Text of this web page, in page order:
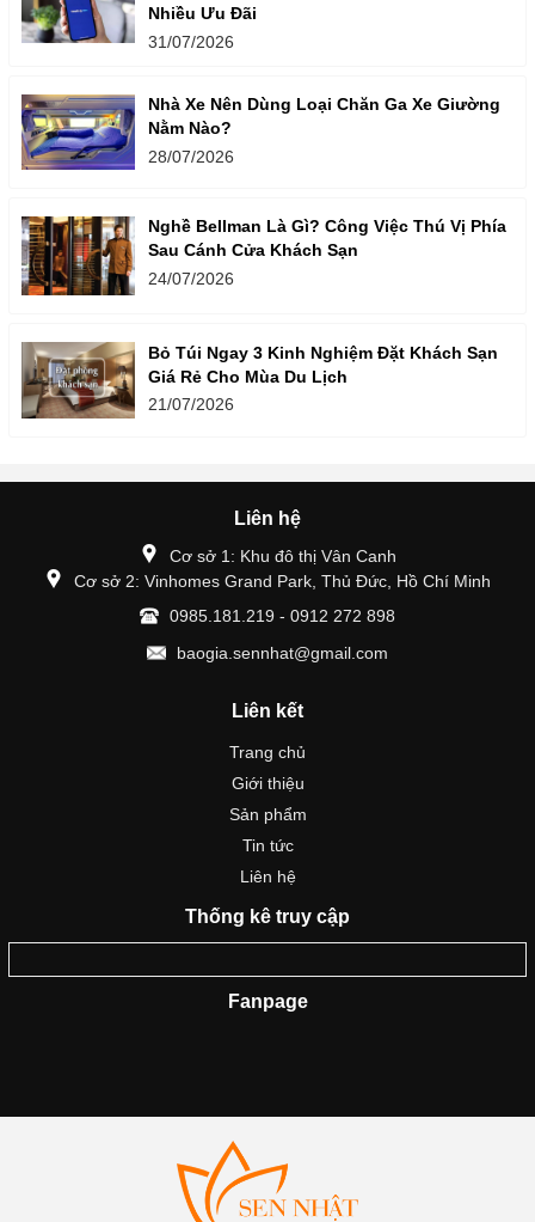
Nhiều Ưu Đãi
31/07/2026
Nhà Xe Nên Dùng Loại Chăn Ga Xe Giường
Nằm Nào?
28/07/2026
Nghề Bellman Là Gì? Công Việc Thú Vị Phía
Sau Cánh Cửa Khách Sạn
24/07/2026
Bỏ Túi Ngay 3 Kinh Nghiệm Đặt Khách Sạn
Giá Rẻ Cho Mùa Du Lịch
21/07/2026
Liên hệ
Cơ sở 1: Khu đô thị Vân Canh
Cơ sở 2: Vinhomes Grand Park, Thủ Đức, Hồ Chí Minh
0985.181.219 - 0912 272 898
baogia.sennhat@gmail.com
Liên kết
Trang chủ
Giới thiệu
Sản phẩm
Tin tức
Liên hệ
Thống kê truy cập
Fanpage